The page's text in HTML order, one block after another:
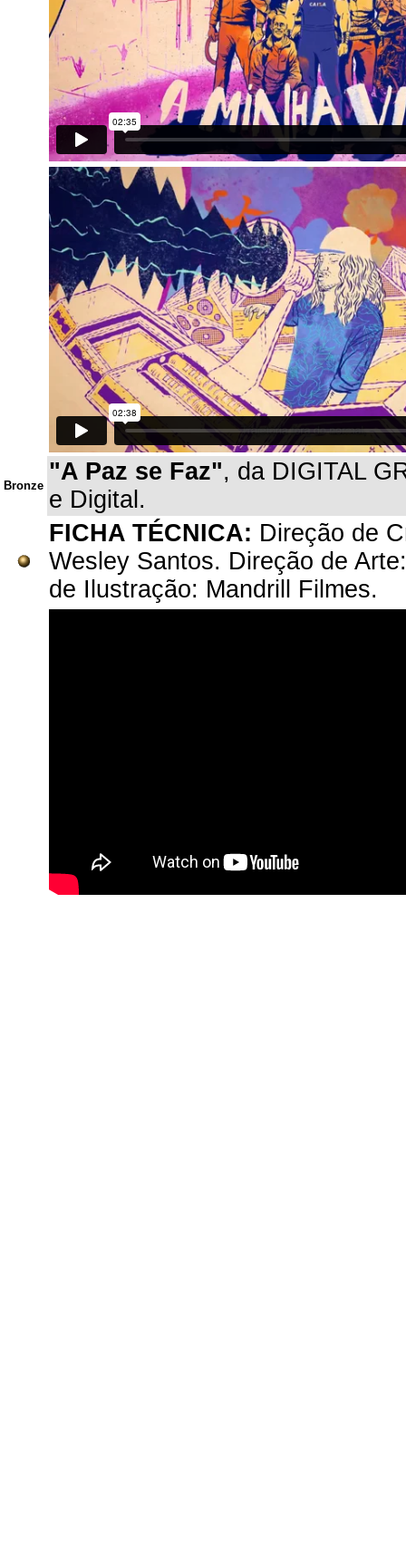
Bronze
"A Paz se Faz", da DIGITAL
e Digital.
FICHA TÉCNICA: Direção de
Wesley Santos. Direção de
de Ilustração: Mandrill Filmes.